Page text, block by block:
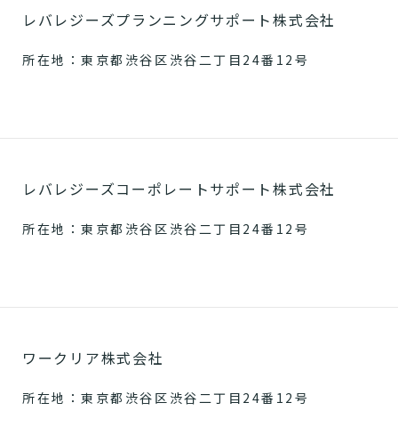
レバレジーズプランニングサポート株式会社
所在地：東京都渋谷区渋谷二丁目24番12号
レバレジーズコーポレートサポート株式会社
所在地：東京都渋谷区渋谷二丁目24番12号
ワークリア株式会社
所在地：東京都渋谷区渋谷二丁目24番12号